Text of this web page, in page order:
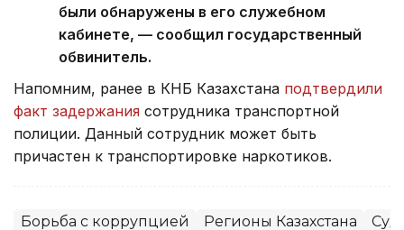
были обнаружены в его служебном
кабинете, — сообщил государственный
обвинитель.
Напомним, ранее в КНБ Казахстана подтвердили
факт задержания сотрудника транспортной
полиции. Данный сотрудник может быть
причастен к транспортировке наркотиков.
Борьба с коррупцией Регионы Казахстана